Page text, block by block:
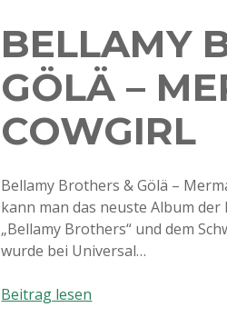
BELLAMY
GÖLÄ –
COWGIRL
Bellamy Brothers & Gölä –
kann man das neuste Album
„Bellamy Brothers“ und dem
wurde bei Universal…
Beitrag lesen